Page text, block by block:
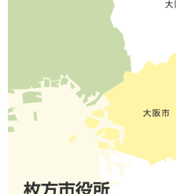
枚方市役所